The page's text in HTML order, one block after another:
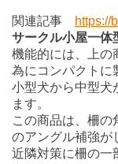
関連記事
https://
サークル小屋一体
機能的には、上の
為にコンパクトに
小型犬から中型犬
ます。
この商品は、柵
のアングル補強が
近隣対策に柵の一